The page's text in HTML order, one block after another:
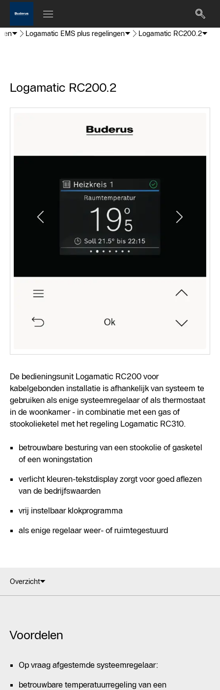
Logamatic EMS plus regelingen Logamatic RC200.2
Logamatic RC200.2
De bedieningsunit Logamatic RC200 voor
kabelgebonden installatie is afhankelijk van systeem te
gebruiken als enige systeemregelaar of als thermostaat
in de woonkamer - in combinatie met een gas of
stookolieketel met het regeling Logamatic RC310.
betrouwbare besturing van een stookolie of gasketel
of een woningstation
verlicht kleuren-tekstdisplay zorgt voor goed aflezen
van de bedrijfswaarden
vrij instelbaar klokprogramma
als enige regelaar weer- of ruimtegestuurd
Overzicht
Voordelen
Op vraag afgestemde systeemregelaar:
betrouwbare temperatuurregeling van een